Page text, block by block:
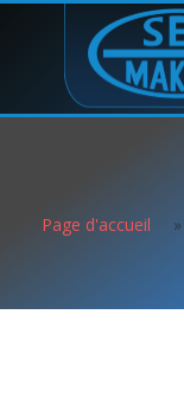
Page d'accueil »